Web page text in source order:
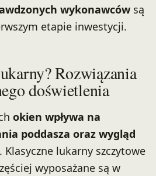
wykonawcówsą
etapie inwestycji.
Rozwiązania
doświetlenia
okien wpływa na
poddasza oraz wygląd
. Klasyczne lukarny szczytowe
wyposażane są w